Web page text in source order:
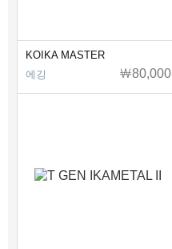
KOIKA MASTER
에깅
￦80,000